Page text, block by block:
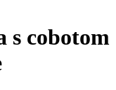
s cobotom